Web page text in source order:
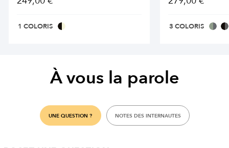
1 COLORIS 3 COLORIS
À vous la parole
UNE QUESTION ? NOTES DES INTERNAUTES